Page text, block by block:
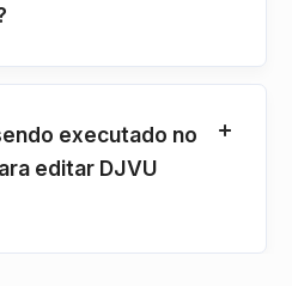
executado no
editar DJVU